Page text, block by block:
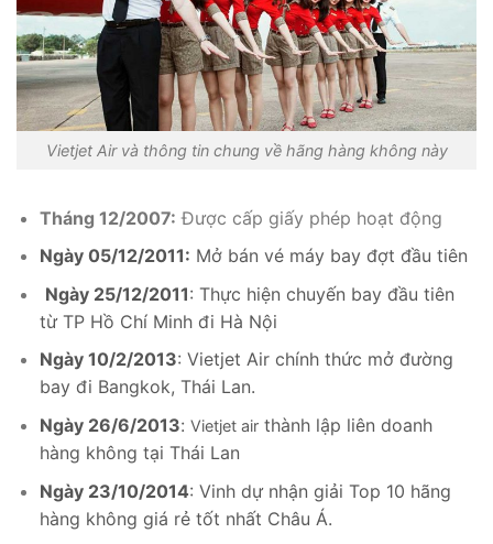
Vietjet Air và thông tin chung về hãng hàng không này
Tháng 12/2007: Được cấp giấy phép hoạt động
Ngày 05/12/2011: Mở bán vé máy bay đợt đầu tiên
Ngày 25/12/2011: Thực hiện chuyến bay đầu tiên
từ TP Hồ Chí Minh đi Hà Nội
Ngày 10/2/2013: Vietjet Air chính thức mở đường
bay đi Bangkok, Thái Lan.
Ngày 26/6/2013: Vietjet airthành lập liên doanh
hàng không tại Thái Lan
Ngày 23/10/2014: Vinh dự nhận giải Top 10 hãng
hàng không giá rẻ tốt nhất Châu Á.